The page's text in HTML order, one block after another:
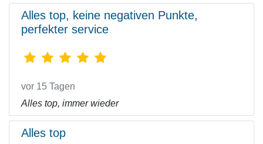
Alles top, keine negativen Punkte,
perfekter service
vor 15 Tagen
Alles top, immer wieder
Alles top